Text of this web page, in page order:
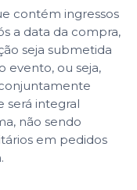
contém ingressos
a data da compra,
seja submetida
evento, ou seja,
será integral
não sendo
em pedidos